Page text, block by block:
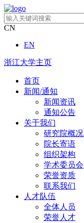
CN
EN
浙江大学主页
首页
新闻/通知
新闻资讯
通知公告
关于我们
研究院概况
院长寄语
组织架构
学术委员会
荣誉资质
联系我们
人才队伍
全体人员
荣誉人才